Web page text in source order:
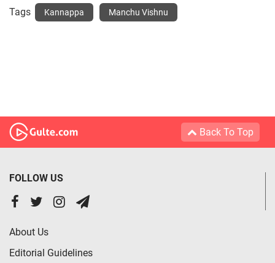
Tags Kannappa Manchu Vishnu
Back To Top
FOLLOW US
About Us
Editorial Guidelines